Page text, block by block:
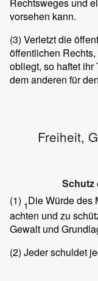
vorsehen kann.
(3) Verletzt die
öffentlichen
obliegt, so haftet
dem anderen für
Freiheit,
Schutz
(1) 1Die Würde des
achten und zu
Gewalt und
(2) Jeder schuldet